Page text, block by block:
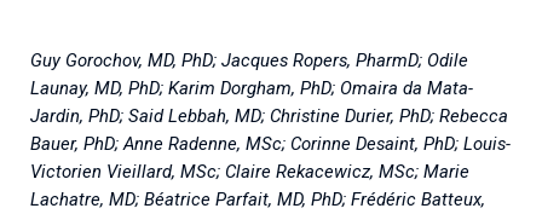
Guy Gorochov, MD, PhD; Jacques Ropers, PharmD; Odile
Launay, MD, PhD; Karim Dorgham, PhD; Omaira da Mata-
Jardin, PhD; Said Lebbah, MD; Christine Durier, PhD; Rebecca
Bauer, PhD; Anne Radenne, MSc; Corinne Desaint, PhD; Louis-
Victorien Vieillard, MSc; Claire Rekacewicz, MSc; Marie
Lachatre, MD; Béatrice Parfait, MD, PhD; Frédéric Batteux,